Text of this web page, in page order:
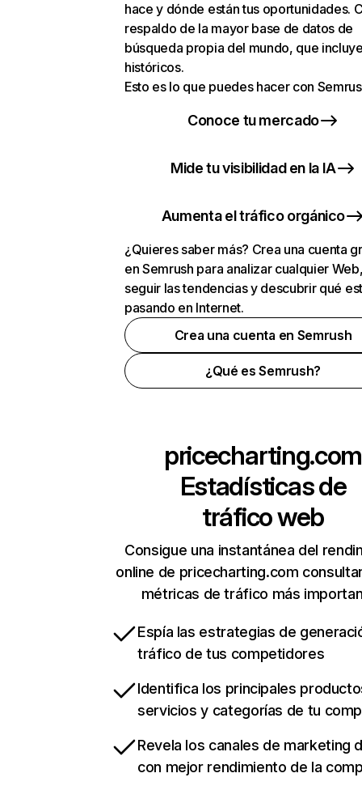
hace y dónde están tus oportunidades.
respaldo de la mayor base de datos de
búsqueda propia del mundo, que
históricos.
Esto es lo que puedes hacer con
Conoce tu mercado
Mide tu visibilidad en la IA
Aumenta el tráfico orgánico
¿Quieres saber más? Crea una cuenta
en Semrush para analizar cualquier
seguir las tendencias y descubrir qué
pasando en Internet.
Crea una cuenta en Semrush
¿Qué es Semrush?
pricecharting.com
Estadísticas de
tráfico web
Consigue una instantánea del
online de pricecharting.com
métricas de tráfico más
Espía las estrategias de
tráfico de tus competidores
Identifica los principales
servicios y categorías de tu
Revela los canales de marketing
con mejor rendimiento de la